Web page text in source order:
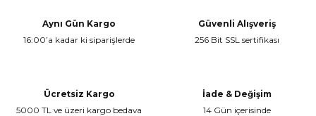
Ürün resmi kalitesiz, bozuk veya görüntülenemiyor.
Aynı Gün Kargo
16:00’a kadar ki siparişlerde
Güvenli Alışveriş
256 Bit SSL sertifikası
Ücretsiz Kargo
5000 TL ve üzeri kargo bedava
İade & Değişim
14 Gün içerisinde